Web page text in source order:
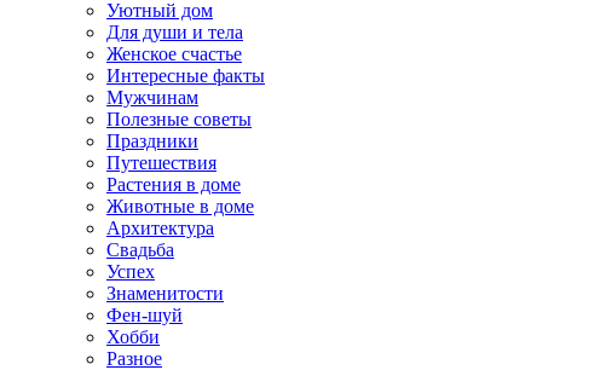
Уютный дом
Для души и тела
Женское счастье
Интересные факты
Мужчинам
Полезные советы
Праздники
Путешествия
Растения в доме
Животные в доме
Архитектура
Свадьба
Успех
Знаменитости
Фен-шуй
Хобби
Разное